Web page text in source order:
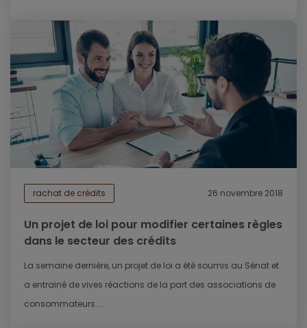
rachat de crédits 26 novembre 2018
Un projet de loi pour modifier certaines règles
dans le secteur des crédits
La semaine dernière, un projet de loi a été soumis au Sénat et
a entrainé de vives réactions de la part des associations de
consommateurs....